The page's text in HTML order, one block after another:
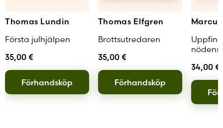
Thomas Lundin
Första julhjälpen
35,00 €
Förhandsköp
Thomas Elfgren
Brottsutredaren
35,00 €
Förhandsköp
nödens
34,00 €